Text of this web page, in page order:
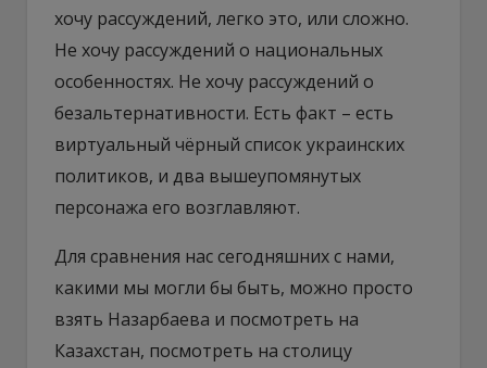
хочу рассуждений, легко это, или сложно.
Не хочу рассуждений о национальных
особенностях. Не хочу рассуждений о
безальтернативности. Есть факт – есть
виртуальный чёрный список украинских
политиков, и два вышеупомянутых
персонажа его возглавляют.
Для сравнения нас сегодняшних с нами,
какими мы могли бы быть, можно просто
взять Назарбаева и посмотреть на
Казахстан, посмотреть на столицу